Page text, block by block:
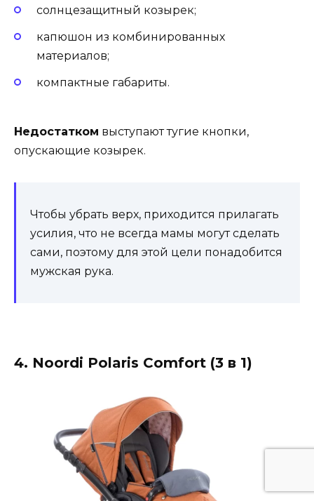
солнцезащитный козырек;
капюшон из комбинированных
материалов;
компактные габариты.
Недостатком выступают тугие кнопки,
опускающие козырек.
Чтобы убрать верх, приходится прилагать
усилия, что не всегда мамы могут сделать
сами, поэтому для этой цели понадобится
мужская рука.
4. Noordi Polaris Comfort (3 в 1)